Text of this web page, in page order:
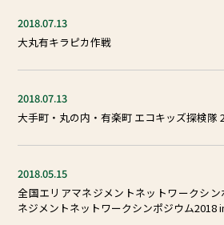
2018.07.13
⼤丸有キラピカ作戦
2018.07.13
⼤⼿町・丸の内・有楽町 エコキッズ探検隊
2018.05.15
全国エリアマネジメントネットワークシ
ネジメントネットワークシンポジウム2018